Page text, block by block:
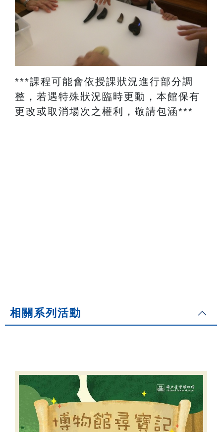
​***課程可能會依授課狀況進行部分調
整，若遇特殊狀況臨時更動，本館保有
更改或取消場次之權利，敬請包涵***
相關系列活動